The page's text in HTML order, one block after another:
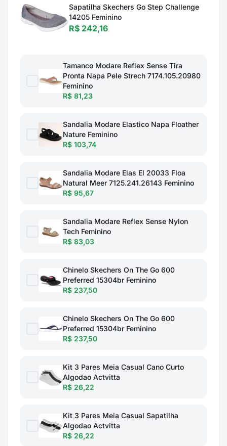
Sapatilha Skechers Go Step Challenge
14205 Feminino
R$ 242,16
Tamanco Modare Reflex Sense Tira
Pronta Napa Pele Strech 7174.105.20980
Feminino
R$ 81,23
Sandalia Modare Elastico Napa Floather
Nature Feminino
R$ 103,74
Sandalia Modare Elas El 20033 Floa
Natural Meer 7125.241.26143 Feminino
R$ 95,67
Sandalia Modare Reflex Sense Nylon
Tech Feminino
R$ 83,03
Chinelo Skechers On The Go 600
Preferred 15304br Feminino
R$ 237,50
Chinelo Skechers On The Go 600
Preferred 15304br Feminino
R$ 237,50
Kit 3 Pares Meia Casual Cano Curto
Algodao Actvitta
R$ 26,22
Kit 3 Pares Meia Casual Sapatilha
Algodao Actvitta
R$ 26,22